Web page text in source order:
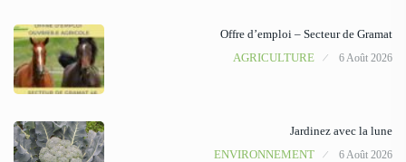
Offre d’emploi – Secteur de Gramat
AGRICULTURE
6 Août 2026
Jardinez avec la lune
ENVIRONNEMENT
6 Août 2026